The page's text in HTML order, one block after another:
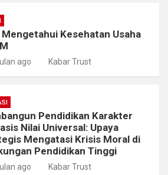
Mengetahui Kesehatan Usaha
ago Kabar Trust
Pendidikan Karakter
Nilai Universal: Upaya
Mengatasi Krisis Moral di
Pendidikan Tinggi
ago Kabar Trust